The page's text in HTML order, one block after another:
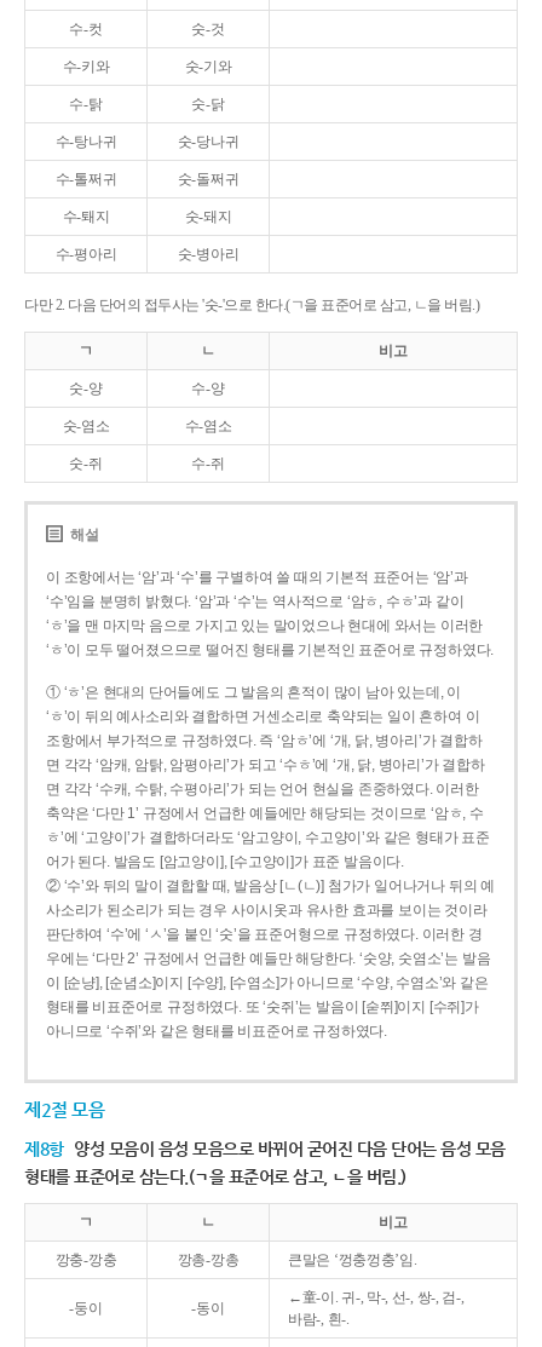
수-컷 숫-것
수-키와 숫-기와
수-탉 숫-닭
수-탕나귀 숫-당나귀
수-톨쩌귀 숫-돌쩌귀
수-퇘지 숫-돼지
수-평아리 숫-병아리
다만 2. 다음 단어의 접두사는 '숫-'으로 한다.(ㄱ을 표준어로 삼고, ㄴ을 버림.)
ㄱ ㄴ 비고
숫-양 수-양
숫-염소 수-염소
숫-쥐 수-쥐
해설
이 조항에서는 ‘암’과 ‘수’를 구별하여 쓸 때의 기본적 표준어는 ‘암’과
‘수’임을 분명히 밝혔다. ‘암’과 ‘수’는 역사적으로 ‘암ㅎ, 수ㅎ’과 같이
‘ㅎ’을 맨 마지막 음으로 가지고 있는 말이었으나 현대에 와서는 이러한
‘ㅎ’이 모두 떨어졌으므로 떨어진 형태를 기본적인 표준어로 규정하였다.
① ‘ㅎ’은 현대의 단어들에도 그 발음의 흔적이 많이 남아 있는데, 이
‘ㅎ’이 뒤의 예사소리와 결합하면 거센소리로 축약되는 일이 흔하여 이
조항에서 부가적으로 규정하였다. 즉 ‘암ㅎ’에 ‘개, 닭, 병아리’가 결합하
면 각각 ‘암캐, 암탉, 암평아리’가 되고 ‘수ㅎ’에 ‘개, 닭, 병아리’가 결합하
면 각각 ‘수캐, 수탉, 수평아리’가 되는 언어 현실을 존중하였다. 이러한
축약은 ‘다만 1’ 규정에서 언급한 예들에만 해당되는 것이므로 ‘암ㅎ, 수
ㅎ’에 ‘고양이’가 결합하더라도 ‘암고양이, 수고양이’와 같은 형태가 표준
어가 된다. 발음도 [암고양이], [수고양이]가 표준 발음이다.
② ‘수’와 뒤의 말이 결합할 때, 발음상 [ㄴ(ㄴ)] 첨가가 일어나거나 뒤의 예
사소리가 된소리가 되는 경우 사이시옷과 유사한 효과를 보이는 것이라
판단하여 ‘수’에 ‘ㅅ’을 붙인 ‘숫’을 표준어형으로 규정하였다. 이러한 경
우에는 ‘다만 2’ 규정에서 언급한 예들만 해당한다. ‘숫양, 숫염소’는 발음
이 [순냥], [순념소]이지 [수양], [수염소]가 아니므로 ‘수양, 수염소’와 같은
형태를 비표준어로 규정하였다. 또 ‘숫쥐’는 발음이 [숟쮜]이지 [수쥐]가
아니므로 ‘수쥐’와 같은 형태를 비표준어로 규정하였다.
제2절 모음
제8항 양성 모음이 음성 모음으로 바뀌어 굳어진 다음 단어는 음성 모음
형태를 표준어로 삼는다.(ㄱ을 표준어로 삼고, ㄴ을 버림.)
ㄱ ㄴ 비고
깡충-깡충 깡총-깡총 큰말은 ‘껑충껑충’임.
-둥이 -동이
←童-이. 귀-, 막-, 선-, 쌍-, 검-,
바람-, 흰-.